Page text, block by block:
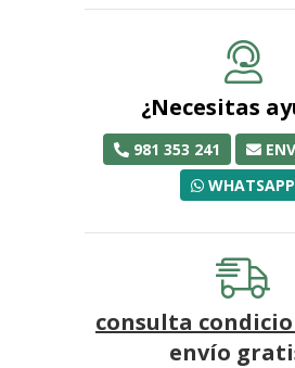
¿Necesitas
981 353 241
WHATSAPP
consulta
envío